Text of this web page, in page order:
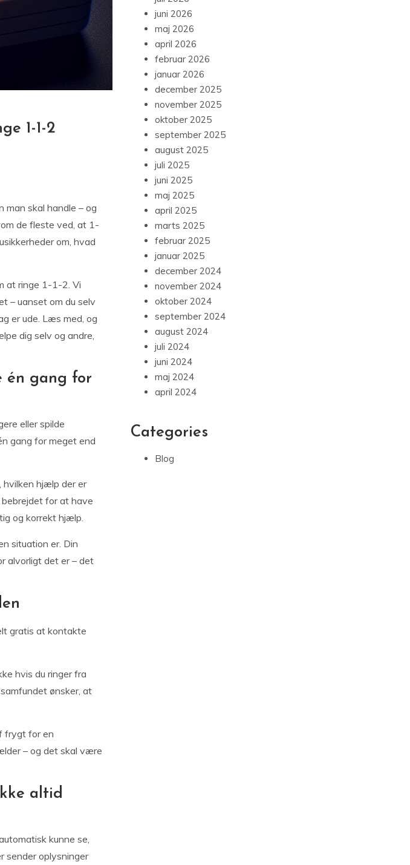
1-1-2
man skal handle – og
de fleste ved, at 1-
om, hvad
at ringe 1-1-2. Vi
– uanset om du selv
er ude. Læs med, og
dig selv og andre,
én gang for
eller spilde
gang for meget end
hvilken hjælp der er
bebrejdet for at have
og korrekt hjælp.
situation er. Din
alvorligt det er – det
gratis at kontakte
hvis du ringer fra
ønsker, at
frygt for en
– og det skal være
altid
kunne se,
sender oplysninger
juni 2026
maj 2026
april 2026
februar 2026
januar 2026
december 2025
november 2025
oktober 2025
september 2025
august 2025
juli 2025
juni 2025
maj 2025
april 2025
marts 2025
februar 2025
januar 2025
december 2024
november 2024
oktober 2024
september 2024
august 2024
juli 2024
juni 2024
maj 2024
april 2024
Categories
Blog